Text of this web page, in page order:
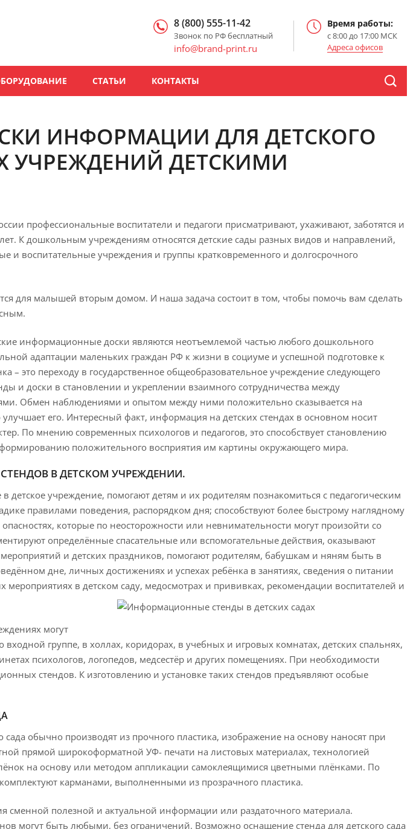
8 (800) 555-11-42
Звонок по РФ бесплатный
info@brand-print.ru
Время работы:
с 8:00 до 17:00 МСК
Адреса офисов
СТАТЬИ КОНТАКТЫ
ИНФОРМАЦИИ ДЛЯ ДЕТСКОГО
ДЕТСКИМИ
профессиональные воспитатели и педагоги присматривают, ухаживают, заботятся и
К дошкольным учреждениям относятся детские сады разных видов и направлений,
и воспитательные учреждения и группы кратковременного и долгосрочного
для малышей вторым домом. И наша задача состоит в том, чтобы помочь вам сделать
информационные доски являются неотъемлемой частью любого дошкольного
адаптации маленьких граждан РФ к жизни в социуме и успешной подготовке к
– это переходу в государственное общеобразовательное учреждение следующего
и доски в становлении и укреплении взаимного сотрудничества между
Обмен наблюдениями и опытом между ними положительно сказывается на
его. Интересный факт, информация на детских стендах в основном носит
По мнению современных психологов и педагогов, это способствует становлению
положительного восприятия им картины окружающего мира.
В ДЕТСКОМ УЧРЕЖДЕНИИ.
детское учреждение, помогают детям и их родителям познакомиться с педагогическим
правилами поведения, распорядком дня; способствуют более быстрому наглядному
которые по неосторожности или невнимательности могут произойти со
определённые спасательные или вспомогательные действия, оказывают
и детских праздников, помогают родителям, бабушкам и няням быть в
дне, личных достижениях и успехах ребёнка в занятиях, сведения о питании
в детском саду, медосмотрах и прививках, рекомендации воспитателей и
могут
группе, в холлах, коридорах, в учебных и игровых комнатах, детских спальнях,
психологов, логопедов, медсестёр и других помещениях. При необходимости
стендов. К изготовлению и установке таких стендов предъявляют особые
сада обычно производят из прочного пластика, изображение на основу наносят при
прямой широкоформатной УФ- печати на листовых материалах, технологией
на основу или методом аппликации самоклеящимися цветными плёнками. По
карманами, выполненными из прозрачного пластика.
сменной полезной и актуальной информации или раздаточного материала.
могут быть любыми, без ограничений. Возможно оснащение стенда для детского сада